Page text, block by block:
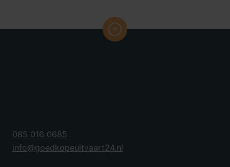
085 016 0685
info@goedkopeuitvaart24.nl